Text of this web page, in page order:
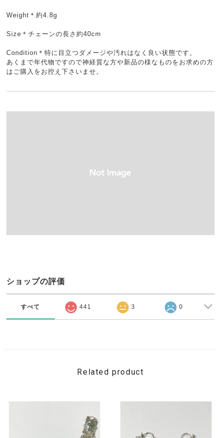
Weight＊約4.8g
Size＊チェーンの長さ約40cm
Condition＊特に目立つダメージや汚れはなく良い状態です。
あくまで年代物ですので神経質な方や新品の様なものをお求めの方
はご購入をお控え下さいませ。
ショップの評価
すべて 441 3 0
Related product